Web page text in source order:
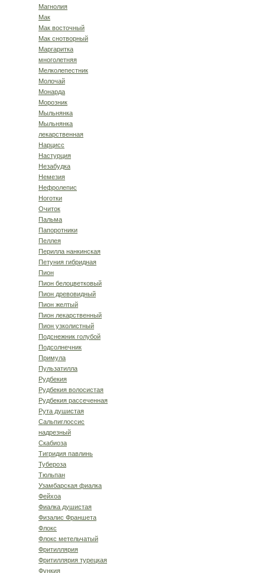
Магнолия
Мак
Мак восточный
Мак снотворный
Маргаритка
многолетняя
Мелколепестник
Молочай
Монарда
Морозник
Мыльнянка
Мыльнянка
лекарственная
Нарцисс
Настурция
Незабудка
Немезия
Нефролепис
Ноготки
Очиток
Пальма
Папоротники
Пеллея
Перилла нанкинская
Петуния гибридная
Пион
Пион белоцветковый
Пион древовидный
Пион желтый
Пион лекарственный
Пион узколистный
Подснежник голубой
Подсолнечник
Примула
Пульзатилла
Рудбекия
Рудбекия волосистая
Рудбекия рассеченная
Рута душистая
Сальпиглоссис
надрезный
Скабиоза
Тигридия павлинь
Тубероза
Тюльпан
Узамбарская фиалка
Фейхоа
Фиалка душистая
Физалис Франшета
Флокс
Флокс метельчатый
Фритиллярия
Фритиллярия турецкая
Функия